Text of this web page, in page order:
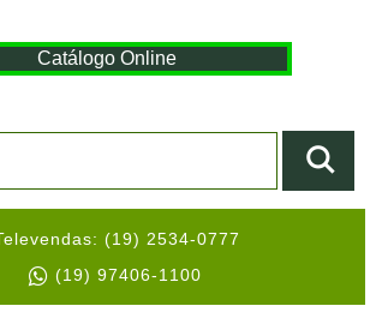
Catálogo Online
(19) 2534-0777
(19) 97406-1100